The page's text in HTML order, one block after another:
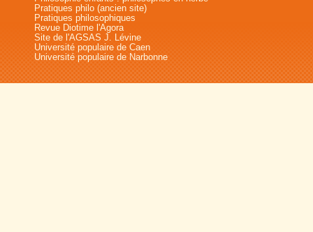
Pratiques philo (ancien site)
Pratiques philosophiques
Revue Diotime l'Agora
Site de l'AGSAS J. Lévine
Université populaire de Caen
Université populaire de Narbonne